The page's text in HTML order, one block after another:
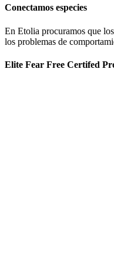
Conectamos especies
En Etolia procuramos que
los problemas de
Elite Fear Free Certifed